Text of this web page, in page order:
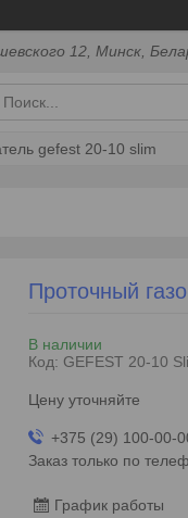
12, Минск,
gefest 20-10 slim
Проточный
В наличии
Код: GEFEST 20-10
Цену уточняйте
+375 (29) 100-00-
Заказ только по
График работы